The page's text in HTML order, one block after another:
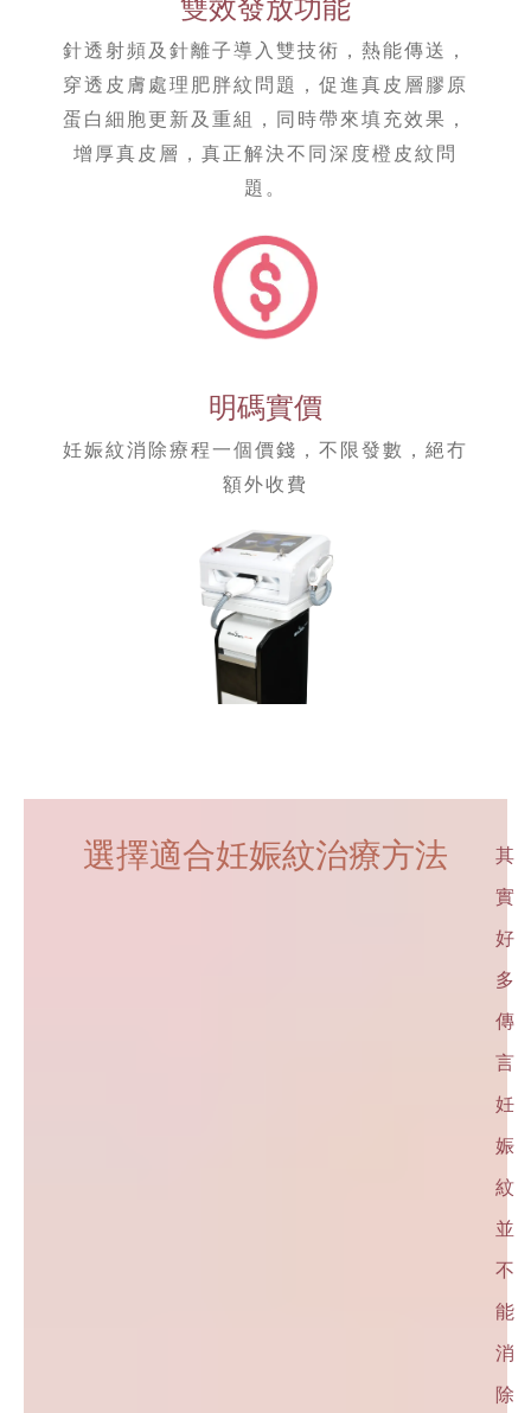
針透射頻及針離子導入雙技術，熱能傳送，
穿透皮膚處理肥胖紋問題，促進真皮層膠原
蛋白細胞更新及重組，同時帶來填充效果，
增厚真皮層，真正解決不同深度橙皮紋問
題。
明碼實價
妊娠紋消除療程一個價錢，不限發數，絕冇
額外收費
選擇適合妊娠紋治療方法
其
實
好
多
傳
言
妊
娠
紋
並
不
能
消
除